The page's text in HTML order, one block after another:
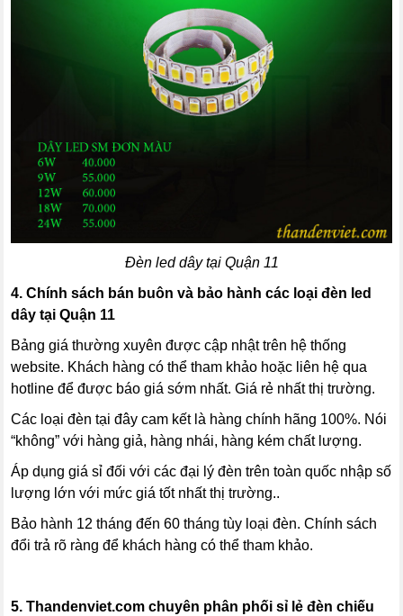
Đèn led dây tại Quận 11
4.Chính sách bán buôn và bảo hành các loại đèn led
dây tại Quận 11
Bảng giá thường xuyên được cập nhật trên hệ thống
website. Khách hàng có thể tham khảo hoặc liên hệ qua
hotline để được báo giá sớm nhất. Giá rẻ nhất thị trường.
Các loại đèn tại đây cam kết là hàng chính hãng 100%. Nói
“không” với hàng giả, hàng nhái, hàng kém chất lượng.
Áp dụng giá sỉ đối với các đại lý đèn trên toàn quốc nhập số
lượng lớn với mức giá tốt nhất thị trường..
Bảo hành 12 tháng đến 60 tháng tùy loại đèn. Chính sách
đổi trả rõ ràng để khách hàng có thể tham khảo.
5.Thandenviet.com chuyên phân phối sỉ lẻ đèn chiếu